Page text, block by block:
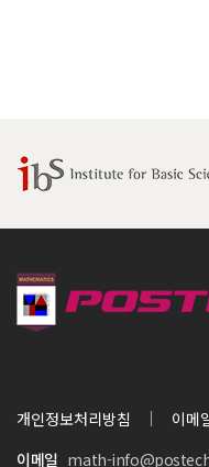
개인정보처리방침 이메
이메일 math-